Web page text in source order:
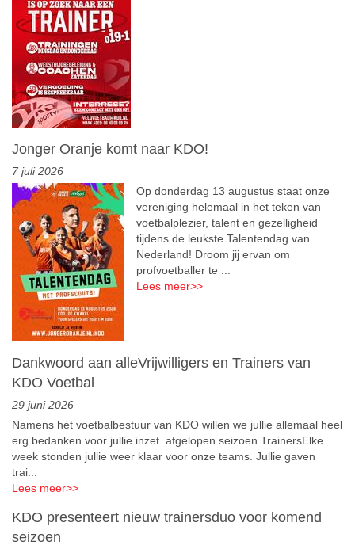
Jonger Oranje komt naar KDO!
7 juli 2026
Op donderdag 13 augustus staat onze
vereniging helemaal in het teken van
voetbalplezier, talent en gezelligheid
tijdens de leukste Talentendag van
Nederland! Droom jij ervan om
profvoetballer te ...
Lees meer>>
Dankwoord aan alleVrijwilligers en Trainers van
KDO Voetbal
29 juni 2026
Namens het voetbalbestuur van KDO willen we jullie allemaal heel
erg bedanken voor jullie inzet afgelopen seizoen.TrainersElke
week stonden jullie weer klaar voor onze teams. Jullie gaven
trai...
Lees meer>>
KDO presenteert nieuw trainersduo voor komend
seizoen